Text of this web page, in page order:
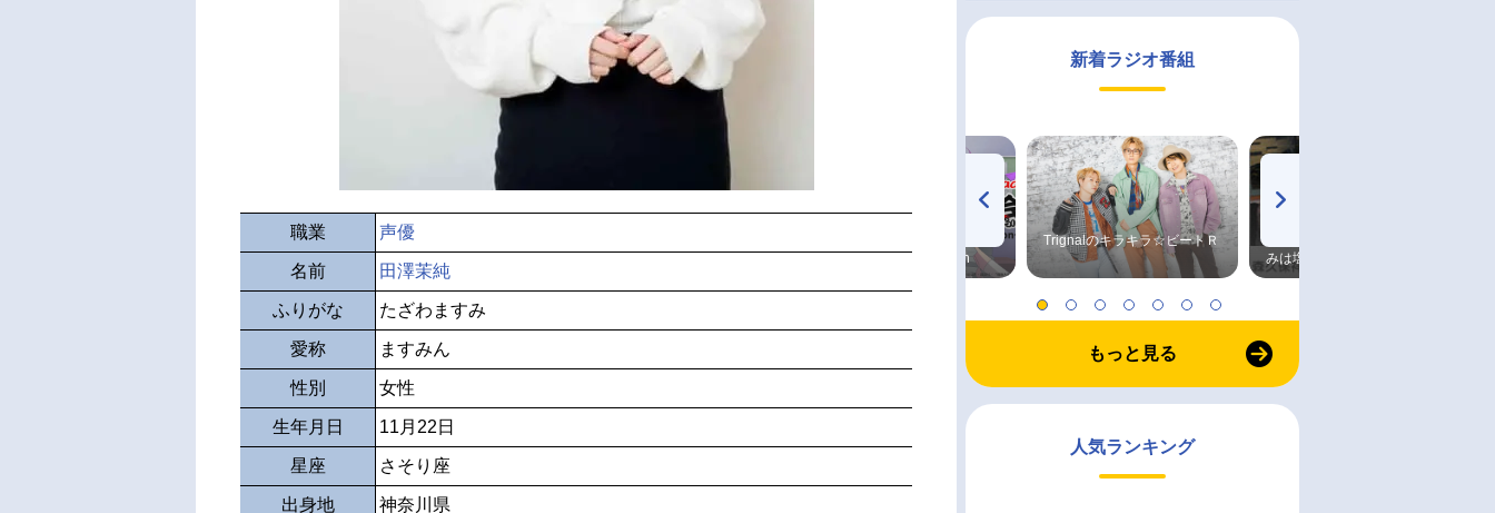
職業 声優
名前 田澤茉純
ふりがな たざわますみ
愛称 ますみん
性別 女性
生年月日 11月22日
星座 さそり座
出身地 神奈川県
新着ラジオ番組
♪ in アニメイトタイムズ
radio 大直会 2nd season
Trignalのキラキラ☆ビートＲ
みは塩だけ
もっと見る
人気ランキング